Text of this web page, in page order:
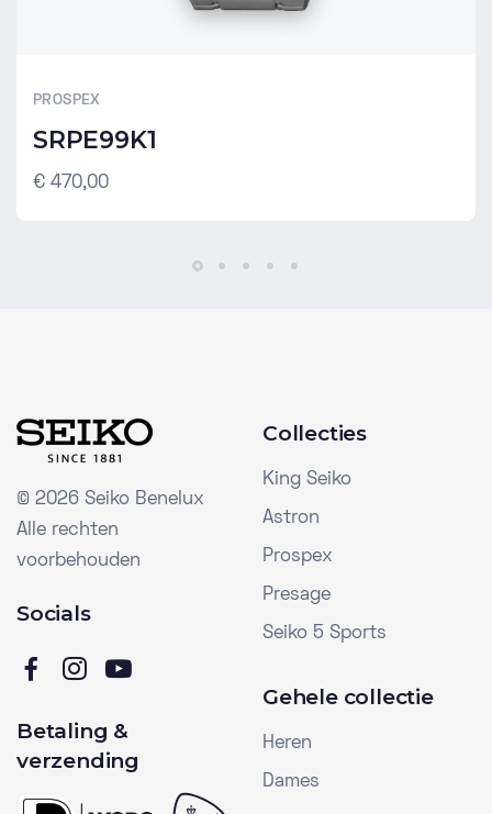
PROSPEX
SRPE99K1
€ 470,00
© 2026 Seiko Benelux
Alle rechten
voorbehouden
Socials
Betaling &
verzending
Collecties
King Seiko
Astron
Prospex
Presage
Seiko 5 Sports
Gehele collectie
Heren
Dames